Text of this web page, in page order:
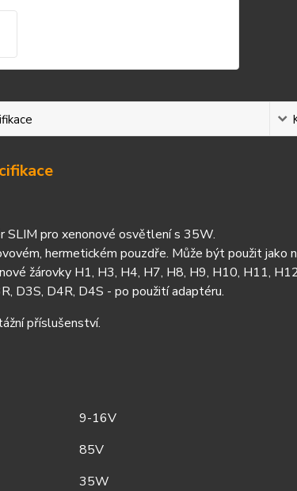
SLIM pro xenonové osvětlení s 35W.
hermetickém pouzdře. Může být použit jako
žárovky H1, H3, H4, H7, H8, H9, H10, H11,
D3S, D4R, D4S - po použití adaptéru.
příslušenství.
9-16V
85V
35W